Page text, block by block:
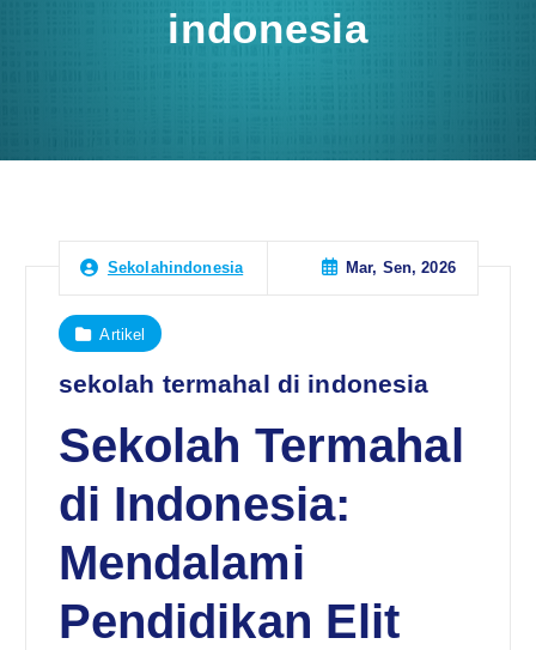
indonesia
Sekolahindonesia Mar, Sen, 2026
Artikel
sekolah termahal di indonesia
Sekolah Termahal
di Indonesia:
Mendalami
Pendidikan Elit